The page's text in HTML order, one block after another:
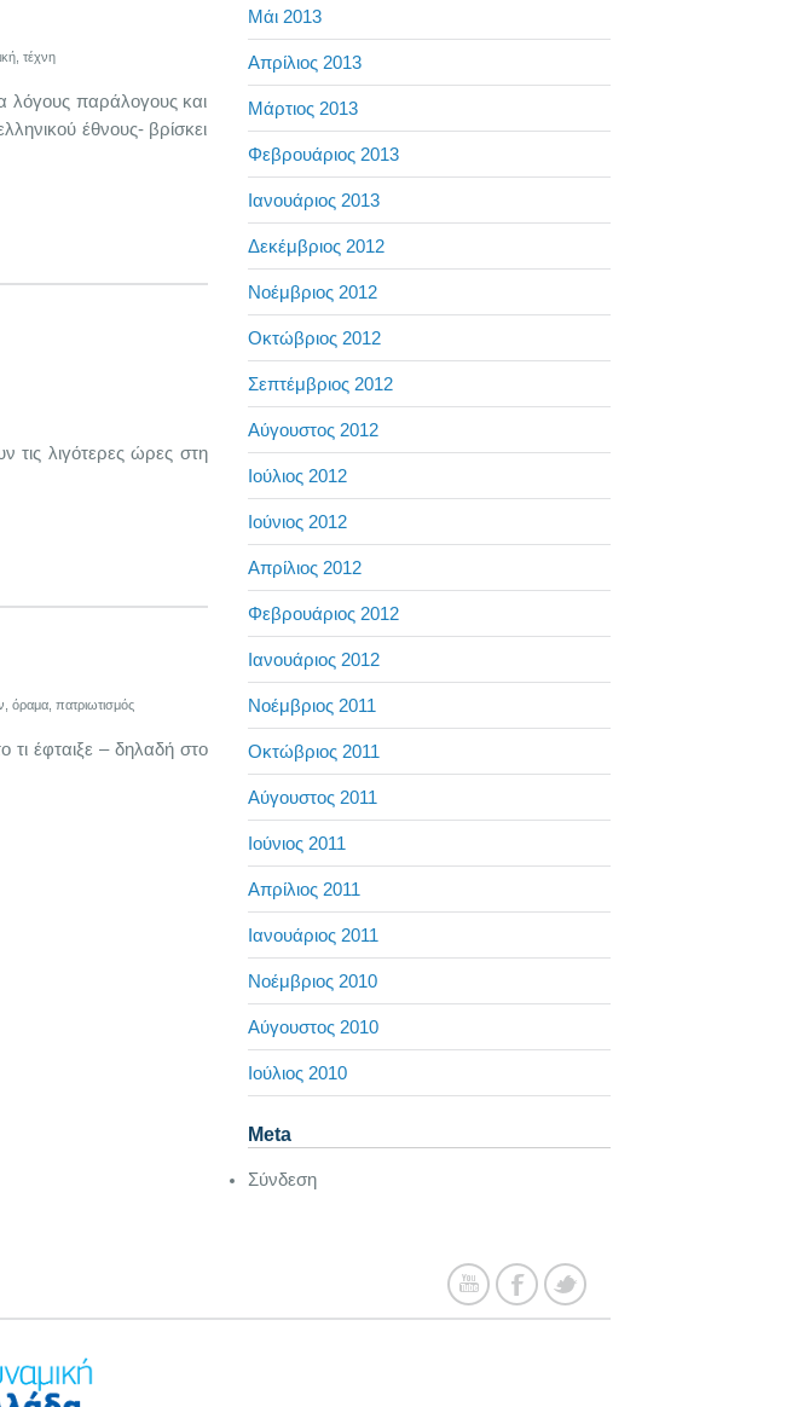
, τέχνη
παράλογους και
έθνους- βρίσκει
λιγότερες ώρες στη
όραμα, πατριωτισμός
έφταιξε – δηλαδή στο
Μάι 2013
Απρίλιος 2013
Μάρτιος 2013
Φεβρουάριος 2013
Ιανουάριος 2013
Δεκέμβριος 2012
Νοέμβριος 2012
Οκτώβριος 2012
Σεπτέμβριος 2012
Αύγουστος 2012
Ιούλιος 2012
Ιούνιος 2012
Απρίλιος 2012
Φεβρουάριος 2012
Ιανουάριος 2012
Νοέμβριος 2011
Οκτώβριος 2011
Αύγουστος 2011
Ιούνιος 2011
Απρίλιος 2011
Ιανουάριος 2011
Νοέμβριος 2010
Αύγουστος 2010
Ιούλιος 2010
Meta
Σύνδεση